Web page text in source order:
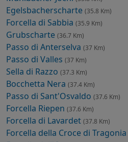
Egelsbacherscharte (35.8 Km)
Forcella di Sabbia (35.9 Km)
Grubscharte (36.7 Km)
Passo di Anterselva (37 Km)
Passo di Valles (37 Km)
Sella di Razzo (37.3 Km)
Bocchetta Nera (37.4 Km)
Passo di Sant'Osvaldo (37.6 Km)
Forcella Riepen (37.6 Km)
Forcella di Lavardet (37.8 Km)
Forcella della Croce di Tragonia